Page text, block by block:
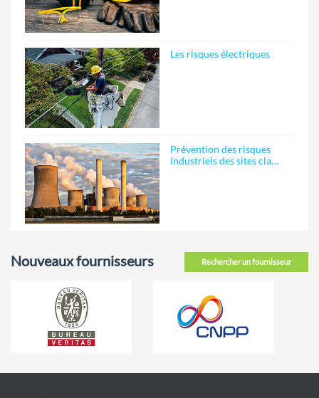
Les risques électriques
Prévention des risques
industriels des sites cla…
Rechercher un fournisseur
Nouveaux fournisseurs